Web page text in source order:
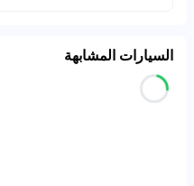
السيارات المشابهة